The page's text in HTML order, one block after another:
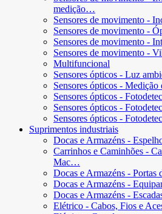
medição…
Sensores de movimento -
Sensores de movimento -
Sensores de movimento -
Sensores de movimento -
Multifuncional
Sensores ópticos - Luz
Sensores ópticos - Medição
Sensores ópticos -
Sensores ópticos -
Sensores ópticos -
Suprimentos industriais
Docas e Armazéns -
Carrinhos e Caminhões -
Mac…
Docas e Armazéns - Portas
Docas e Armazéns -
Docas e Armazéns -
Elétrico - Cabos, Fios e